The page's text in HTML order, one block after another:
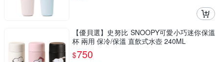
【優貝選】史努比 SNOOPY可愛小巧迷你保溫
杯 兩用 保冷/保溫 直飲式水壺 240ML
$750